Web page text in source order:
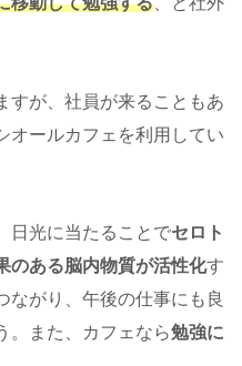
すが、社員が来ることもあ
オールカフェを利用してい
日光に当たることでセロト
のある脳内物質が活性化す
ながり、午後の仕事にも良
。また、カフェなら勉強に